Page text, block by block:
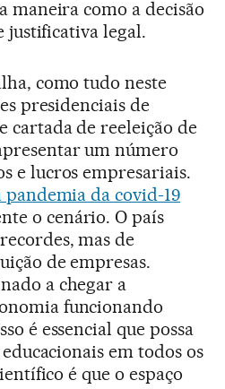
maneira como a decisão
justificativa legal.
como tudo neste
presidenciais de
cartada de reeleição de
um número
e lucros empresariais.
pandemia da covid-19
o cenário. O país
mas de
de empresas.
a chegar a
funcionando
é essencial que possa
em todos os
é que o espaço